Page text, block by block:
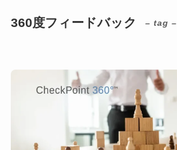
360度フィードバック – tag –